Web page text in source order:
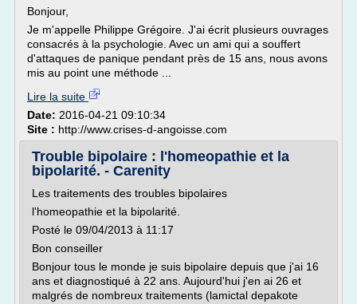
Bonjour,
Je m'appelle Philippe Grégoire. J'ai écrit plusieurs ouvrages
consacrés à la psychologie. Avec un ami qui a souffert
d'attaques de panique pendant près de 15 ans, nous avons
mis au point une méthode ...
Lire la suite
Date: 2016-04-21 09:10:34
Site : http://www.crises-d-angoisse.com
Trouble bipolaire : l'homeopathie et la
bipolarité. - Carenity
Les traitements des troubles bipolaires
l'homeopathie et la bipolarité.
Posté le 09/04/2013 à 11:17
Bon conseiller
Bonjour tous le monde je suis bipolaire depuis que j'ai 16
ans et diagnostiqué à 22 ans. Aujourd'hui j'en ai 26 et
malgrés de nombreux traitements (lamictal depakote